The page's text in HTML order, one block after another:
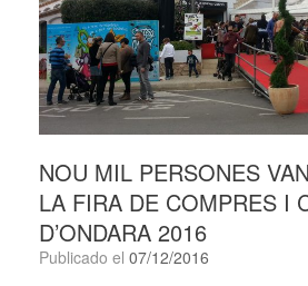
NOU MIL PERSONES
LA FIRA DE COMPRES I
D’ONDARA 2016
Publicado el 07/12/2016